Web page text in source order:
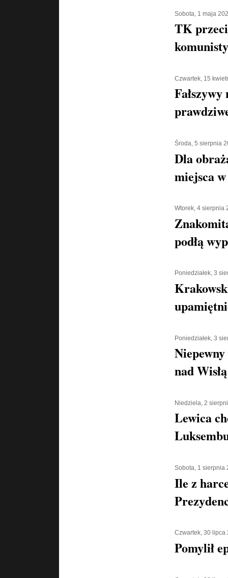
Sobota, 1 maja
TK
Czwartek, 15
Środa, 5 sierpnia
Dla
miejsca
Wtorek, 4 sierpnia
podłą
Poniedziałek, 3
Poniedziałek, 3
nad Wisłą
Niedziela, 2
Lewica
Sobota, 1 sierpnia
Ile z
Czwartek, 30 lipca
Pomylił